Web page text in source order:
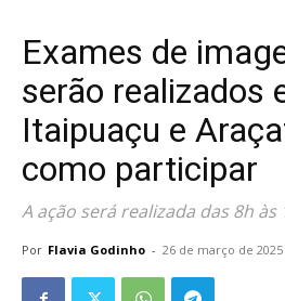
Exames de
serão realizados
Itaipuaçu e
como participar
A ação será realizada das 8h às
Por Flavia Godinho - 26 de março de 2025